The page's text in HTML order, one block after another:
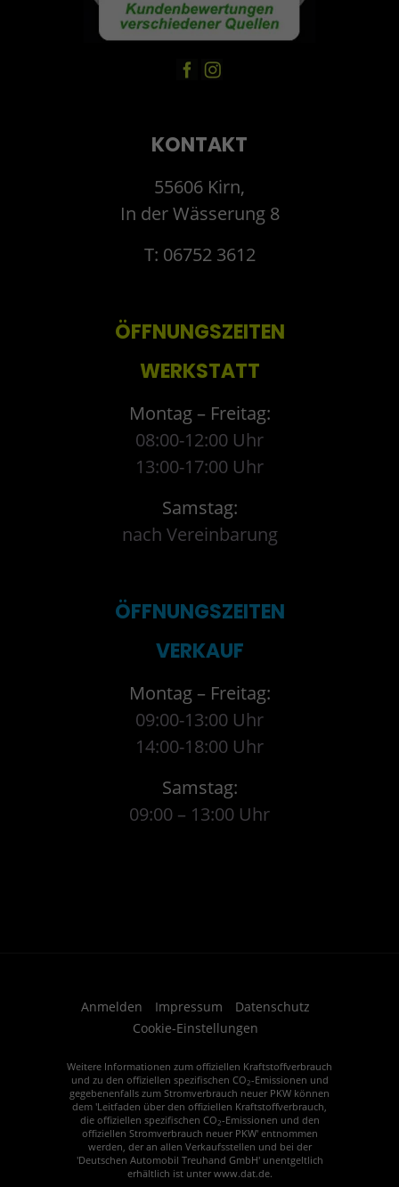
KONTAKT
55606 Kirn,
In der Wässerung 8
T: 06752 3612
ÖFFNUNGSZEITEN
WERKSTATT
Montag – Freitag:
08:00-12:00 Uhr
13:00-17:00 Uhr
Samstag:
nach Vereinbarung
ÖFFNUNGSZEITEN
VERKAUF
Montag – Freitag:
09:00-13:00 Uhr
14:00-18:00 Uhr
Samstag:
09:00 – 13:00 Uhr
Anmelden Impressum
Datenschutz
Cookie-Einstellungen
Weitere Informationen zum offiziellen Kraftstoffverbrauch
und zu den offiziellen spezifischen CO2-Emissionen und
gegebenenfalls zum Stromverbrauch neuer PKW können
dem 'Leitfaden über den offiziellen Kraftstoffverbrauch,
die offiziellen spezifischen CO2-Emissionen und den
offiziellen Stromverbrauch neuer PKW' entnommen
werden, der an allen Verkaufsstellen und bei der
'Deutschen Automobil Treuhand GmbH' unentgeltlich
erhältlich ist unter www.dat.de.